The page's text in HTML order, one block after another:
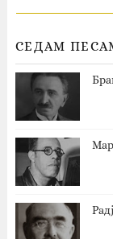
СЕДАМ